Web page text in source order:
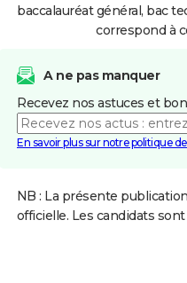
baccalauréat général, bac
correspond à
A ne pas manquer
Recevez nos astuces et
En savoir plus sur notre politique
NB : La présente
officielle. Les candidats